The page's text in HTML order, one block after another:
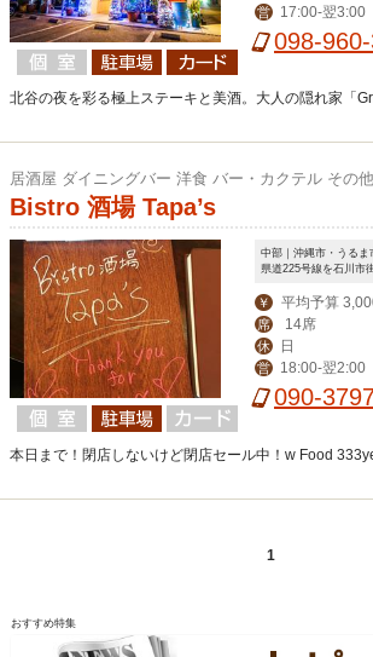
営
17:00-翌3:00
迄） ※ハッピー
098-
北谷の夜を彩る極上ステーキと美酒。大人の隠れ家「
居酒屋 ダイニングバー 洋食 バー・カクテル その他
Bistro 酒場 Tapa’s
中部｜沖縄市・うるま
県道225号線を石川市
￥ 平均予算
席 14席
休 日
営 18:00-翌2:00
090-
本日まで！閉店しないけど閉店セール中！w Food
1
おすすめ特集